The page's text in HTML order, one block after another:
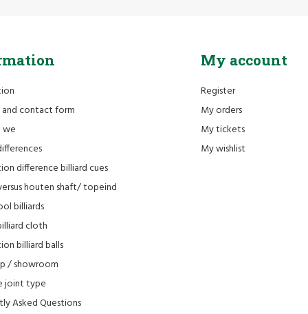
contact form
we
difference billiard cues
houten shaft/ topeind
billiards
cloth
billiard balls
/ showroom
joint type
Asked Questions
My account
Register
My orders
My tickets
My wishlist